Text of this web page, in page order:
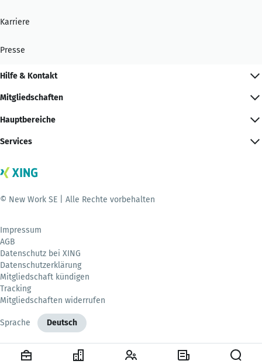
Karriere
Presse
Hilfe & Kontakt
Mitgliedschaften
Hauptbereiche
Services
© New Work SE | Alle Rechte vorbehalten
Impressum
AGB
Datenschutz bei XING
Datenschutzerklärung
Mitgliedschaft kündigen
Tracking
Mitgliedschaften widerrufen
Sprache Deutsch